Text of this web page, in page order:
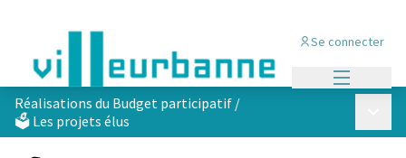
Se connecter
Réalisations du Budget participatif /
🗳️ Les projets élus